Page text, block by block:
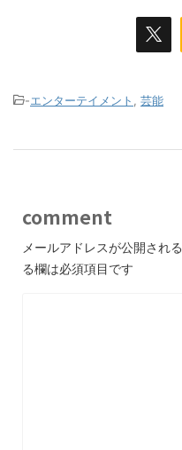
-エンターテイメント 芸能
comment
メールアドレスが公開され
る欄は必須項目です